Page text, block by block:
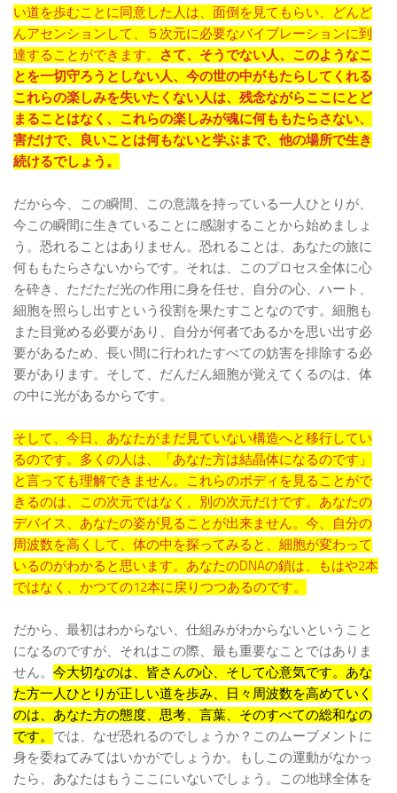
い道を歩むことに同意した人は、面倒を見てもらい、どんど
んアセンションして、５次元に必要なバイブレーションに到
達することができます。
さて、そうでない人、このようなこ
とを一切守ろうとしない人、今の世の中がもたらしてくれる
これらの楽しみを失いたくない人は、残念ながらここにとど
まることはなく、これらの楽しみが魂に何ももたらさない、
害だけで、良いことは何もないと学ぶまで、他の場所で生き
続けるでしょう。
だから今、この瞬間、この意識を持っている一人ひとりが、
今この瞬間に生きていることに感謝することから始めましょ
う。恐れることはありません。恐れることは、あなたの旅に
何ももたらさないからです。それは、このプロセス全体に心
を砕き、ただただ光の作用に身を任せ、自分の心、ハート、
細胞を照らし出すという役割を果たすことなのです。細胞も
また目覚める必要があり、自分が何者であるかを思い出す必
要があるため、長い間に行われたすべての妨害を排除する必
要があります。そして、だんだん細胞が覚えてくるのは、体
の中に光があるからです。
そして、今日、あなたがまだ見ていない構造へと移行してい
るのです。多くの人は、「あなた方は結晶体になるのです」
と言っても理解できません。これらのボディを見ることがで
きるのは、この次元ではなく、別の次元だけです。あなたの
デバイス、あなたの姿が見ることが出来ません。今、自分の
周波数を高くして、体の中を探ってみると、細胞が変わって
いるのがわかると思います。あなたのDNAの鎖は、もはや2本
ではなく、かつての12本に戻りつつあるのです。
だから、最初はわからない、仕組みがわからないということ
になるのですが、それはこの際、最も重要なことではありま
せん。 今大切なのは、皆さんの心、そして心意気です。あな
た方一人ひとりが正しい道を歩み、日々周波数を高めていく
のは、あなた方の態度、思考、言葉、そのすべての総和なの
です。 では、なぜ恐れるのでしょうか？このムーブメントに
身を委ねてみてはいかがでしょうか。もしこの運動がなかっ
たら、あなたはもうここにいないでしょう。この地球全体を